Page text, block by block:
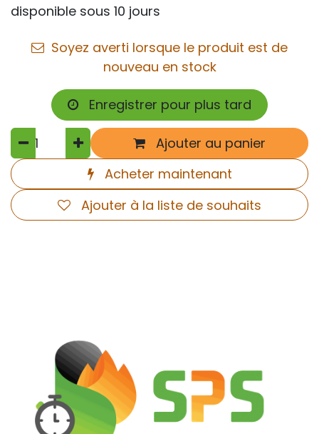
disponible sous 10 jours
Soyez averti lorsque le produit est de
nouveau en stock
Enregistrer pour plus tard
Ajouter au panier
Acheter maintenant
Ajouter à la liste de souhaits